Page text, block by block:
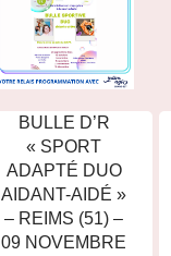
BULLE D’R
« SPORT
ADAPTÉ DUO
AIDANT-AIDÉ »
– REIMS (51) –
09 NOVEMBRE